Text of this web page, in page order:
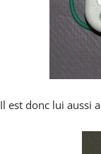
Il est donc lui aussi